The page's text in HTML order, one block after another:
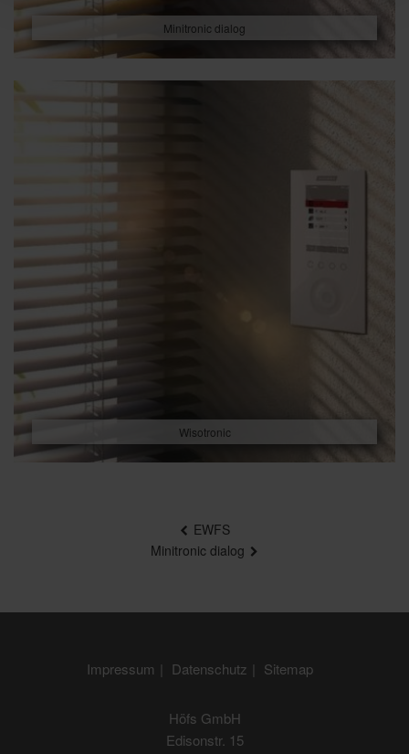
Minitronic dialog
Wisotronic
EWFS
Minitronic dialog
Impressum Datenschutz Sitemap
Höfs GmbH
Edisonstr. 15